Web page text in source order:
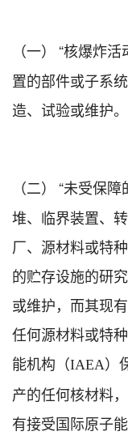
（一）
“核爆炸
置的部件或子系
造、试验或维护。
（二）
“未受保
堆、临界装置、
厂、源材料或特
的贮存设施的研
或维护，而其现
任何源材料或特
能机构（IAEA）
产的任何核材料
有接受国际原子